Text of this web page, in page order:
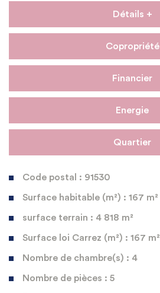
Détails +
Copropriété
Financier
Energie
Quartier
Code postal : 91530
Surface habitable (m²) : 167 m²
surface terrain : 4 818 m²
Surface loi Carrez (m²) : 167 m²
Nombre de chambre(s) : 4
Nombre de pièces : 5